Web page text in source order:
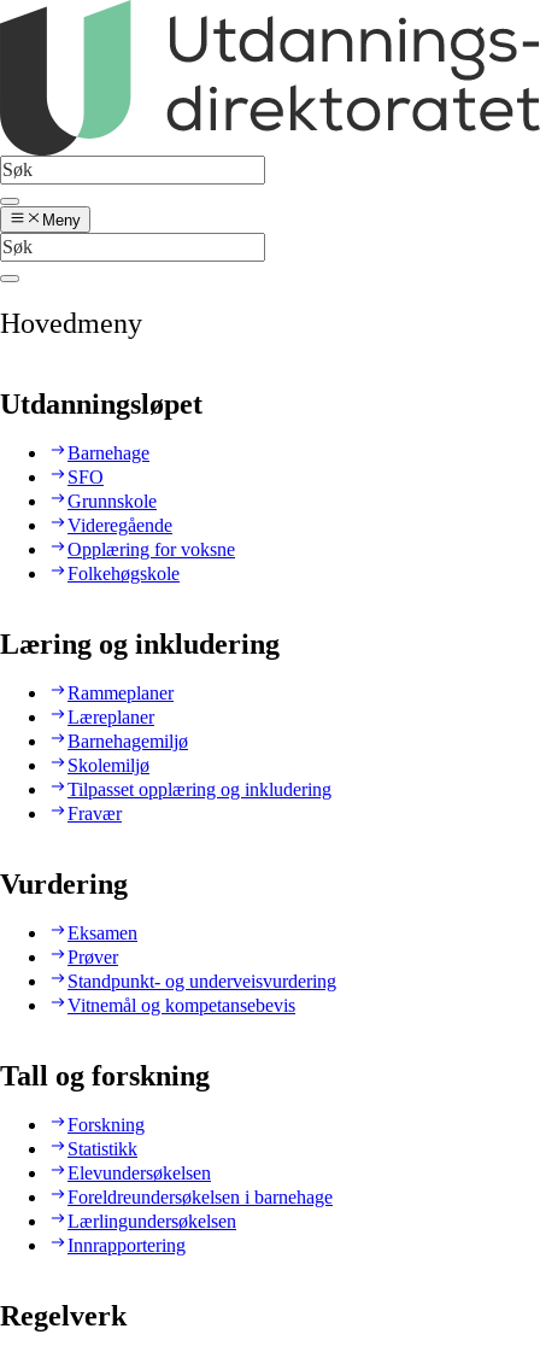
Meny
Hovedmeny
Utdanningsløpet
Barnehage
SFO
Grunnskole
Videregående
Opplæring for voksne
Folkehøgskole
Læring og inkludering
Rammeplaner
Læreplaner
Barnehagemiljø
Skolemiljø
Tilpasset opplæring og inkludering
Fravær
Vurdering
Eksamen
Prøver
Standpunkt- og underveisvurdering
Vitnemål og kompetansebevis
Tall og forskning
Forskning
Statistikk
Elevundersøkelsen
Foreldreundersøkelsen i barnehage
Lærlingundersøkelsen
Innrapportering
Regelverk